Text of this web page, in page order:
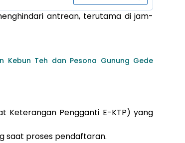
antrean, terutama di jam-
Kebun Teh dan Pesona Gunung Gede
Keterangan Pengganti E-KTP) yang
saat proses pendaftaran.